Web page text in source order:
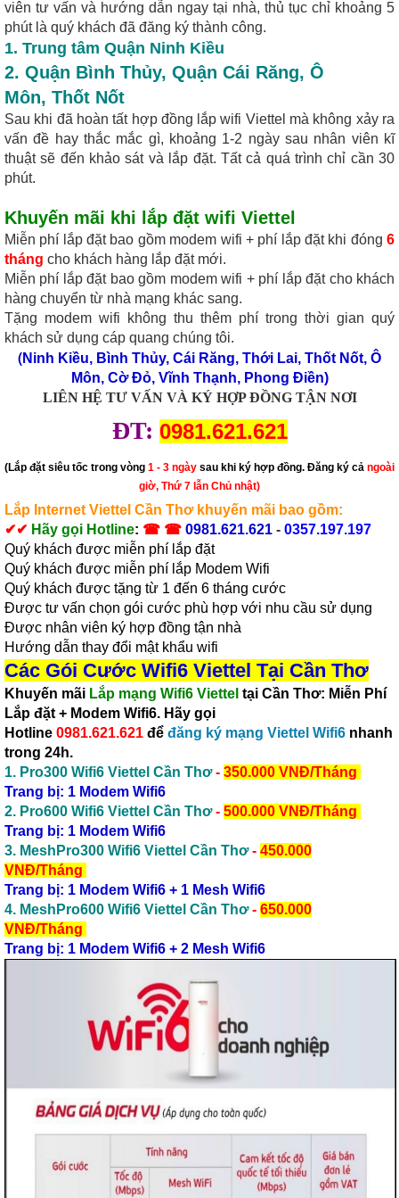
viên tư vấn và hướng dẫn ngay tại nhà, thủ tục chỉ khoảng 5
phút là quý khách đã đăng ký thành công.
1. Trung tâm Quận Ninh Kiều
2. Quận Bình Thủy, Quận Cái Răng, Ô
Môn, Thốt Nốt
Sau khi đã hoàn tất hợp đồng lắp wifi Viettel mà không xảy ra
vấn đề hay thắc mắc gì, khoảng 1-2 ngày sau nhân viên kĩ
thuật sẽ đến khảo sát và lắp đặt. Tất cả quá trình chỉ cần 30
phút.
Khuyến mãi khi lắp đặt wifi Viettel
Miễn phí lắp đặt bao gồm modem wifi + phí lắp đặt khi đóng 6
tháng cho khách hàng lắp đặt mới.
Miễn phí lắp đặt bao gồm modem wifi + phí lắp đặt cho khách
hàng chuyển từ nhà mạng khác sang.
Tặng modem wifi không thu thêm phí trong thời gian quý
khách sử dụng cáp quang chúng tôi.
(Ninh Kiều, Bình Thủy, Cái Răng, Thới Lai, Thốt Nốt, Ô
Môn, Cờ Đỏ, Vĩnh Thạnh, Phong Điền)
LIÊN HỆ TƯ VẤN VÀ KÝ HỢP ĐỒNG TẬN NƠI
ĐT: 0981.621.621
(Lắp đặt siêu tốc trong vòng 1 - 3 ngày sau khi ký hợp đồng. Đăng ký cả ngoài
giờ, Thứ 7 lẫn Chủ nhật)
Lắp Internet Viettel Cần Thơkhuyến mãi bao gồm:
✔✔ Hãy gọi Hotline: ☎ ☎ 0981.621.621 - 0357.197.197
Quý khách được miễn phí lắp đặt
Quý khách được miễn phí lắp Modem Wifi
Quý khách được tặng từ 1 đến 6 tháng cước
Được tư vấn chọn gói cước phù hợp với nhu cầu sử dụng
Được nhân viên ký hợp đồng tận nhà
Hướng dẫn thay đổi mật khẩu wifi
Các Gói Cước Wifi6 Viettel Tại Cần Thơ
Khuyến mãi Lắp mạng Wifi6 Viettel tại Cần Thơ: Miễn Phí
Lắp đặt + Modem Wifi6. Hãy gọi
Hotline 0981.621.621 để đăng ký mạng Viettel Wifi6 nhanh
trong 24h.
1. Pro300 Wifi6 Viettel Cần Thơ - 350.000 VNĐ/Tháng
Trang bị: 1 Modem Wifi6
2. Pro600 Wifi6 Viettel Cần Thơ - 500.000 VNĐ/Tháng
Trang bị: 1 Modem Wifi6
3. MeshPro300 Wifi6 Viettel Cần Thơ - 450.000
VNĐ/Tháng
Trang bị: 1 Modem Wifi6 + 1 Mesh Wifi6
4. MeshPro600 Wifi6 Viettel Cần Thơ - 650.000
VNĐ/Tháng
Trang bị: 1 Modem Wifi6 + 2 Mesh Wifi6